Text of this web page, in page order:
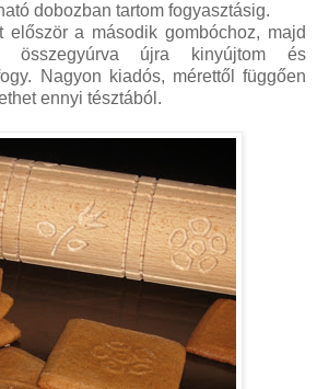
dobozban tartom fogyasztásig.
először a második gombóchoz, majd
összegyúrva újra kinyújtom és
Nagyon kiadós, mérettől függően
ennyi tésztából.